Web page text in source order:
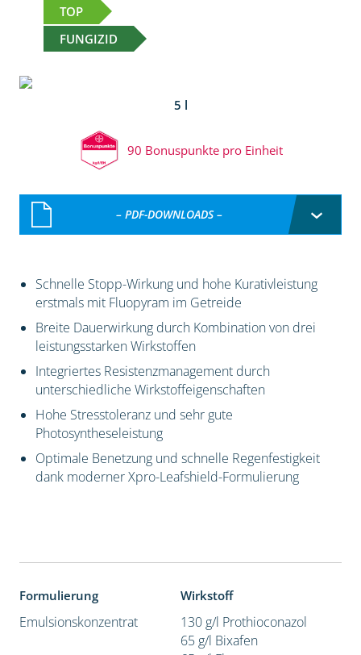
TOP
FUNGIZID
5 l
90 Bonuspunkte pro Einheit
– PDF-DOWNLOADS –
Schnelle Stopp-Wirkung und hohe Kurativleistung
erstmals mit Fluopyram im Getreide
Breite Dauerwirkung durch Kombination von drei
leistungsstarken Wirkstoffen
Integriertes Resistenzmanagement durch
unterschiedliche Wirkstoffeigenschaften
Hohe Stresstoleranz und sehr gute
Photosyntheseleistung
Optimale Benetzung und schnelle Regenfestigkeit
dank moderner Xpro-Leafshield-Formulierung
Formulierung
Emulsionskonzentrat
Wirkstoff
130 g/l Prothioconazol
65 g/l Bixafen